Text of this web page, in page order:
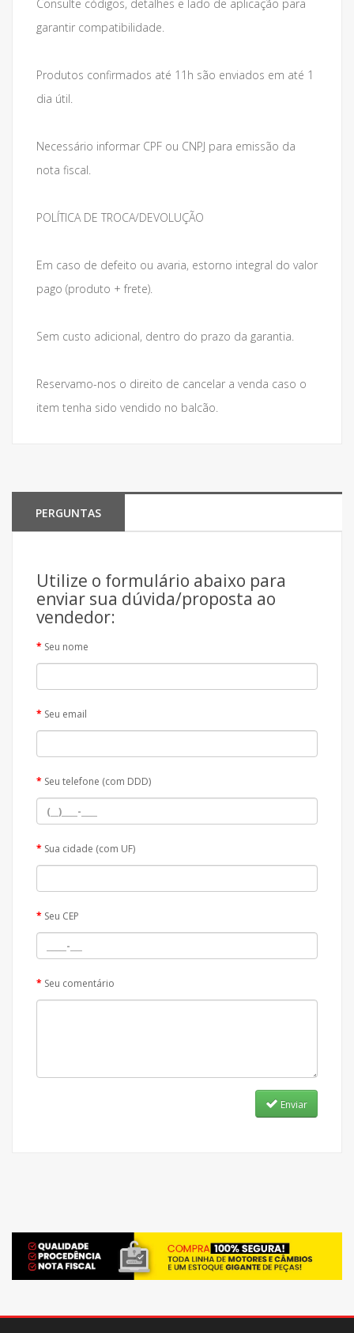
Consulte códigos, detalhes e lado de aplicação para
garantir compatibilidade.
Produtos confirmados até 11h são enviados em até 1
dia útil.
Necessário informar CPF ou CNPJ para emissão da
nota fiscal.
POLÍTICA DE TROCA/DEVOLUÇÃO
Em caso de defeito ou avaria, estorno integral do valor
pago (produto + frete).
Sem custo adicional, dentro do prazo da garantia.
Reservamo-nos o direito de cancelar a venda caso o
item tenha sido vendido no balcão.
PERGUNTAS
Utilize o formulário abaixo para
enviar sua dúvida/proposta ao
vendedor:
Seu nome
Seu email
Seu telefone (com DDD)
Sua cidade (com UF)
Seu CEP
Seu comentário
Enviar